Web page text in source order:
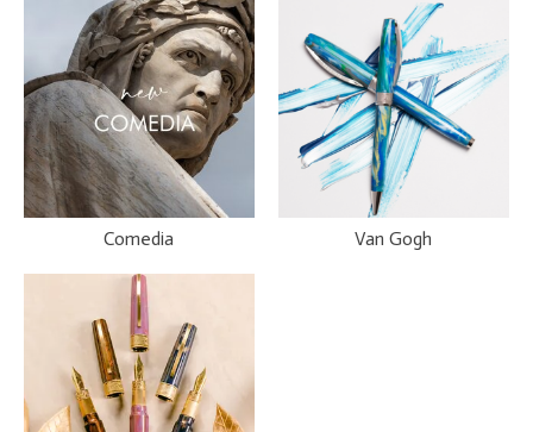
Comedia Van Gogh